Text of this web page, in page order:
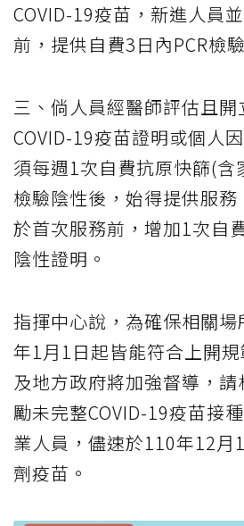
COVID-19疫苗，新進人員
前，提供自費3日內PCR檢
三、倘人員經醫師評估且開
COVID-19疫苗證明或個人
須每週1次自費抗原快篩(含
檢驗陰性後，始得提供服
於首次服務前，增加1次自
陰性證明。
指揮中心說，為確保相關
年1月1日起皆能符合上開
及地方政府將加強督導，
勵未完整COVID-19疫苗接
業人員，儘速於110年12月
劑疫苗。